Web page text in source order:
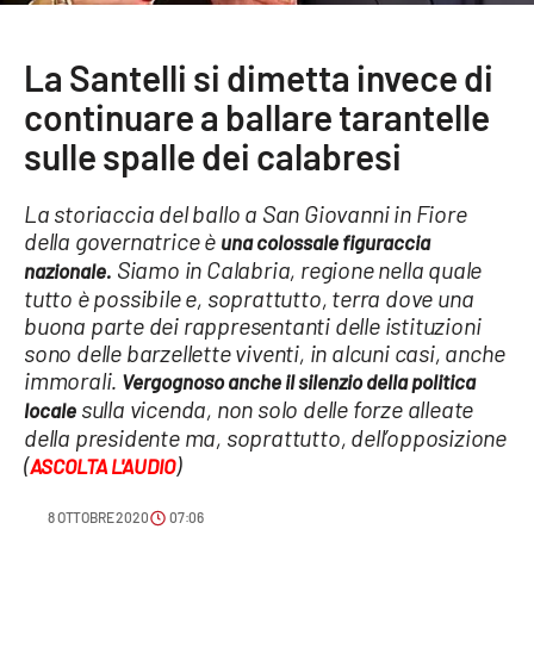
Sport
Cultura
Podcast
Meteo
Editoriali
VIDEO
Ambiente
Cronaca
La Santelli si dimetta invece di
continuare a ballare tarantelle
sulle spalle dei calabresi
La storiaccia del ballo a San Giovanni in Fiore
della governatrice è una colossale figuraccia
nazionale. Siamo in Calabria, regione nella quale
tutto è possibile e, soprattutto, terra dove una
buona parte dei rappresentanti delle istituzioni
sono delle barzellette viventi, in alcuni casi, anche
immorali. Vergognoso anche il silenzio della politica
locale sulla vicenda, non solo delle forze alleate
della presidente ma, soprattutto, dell’opposizione
(ASCOLTA L'AUDIO)
8 OTTOBRE 2020 07:06